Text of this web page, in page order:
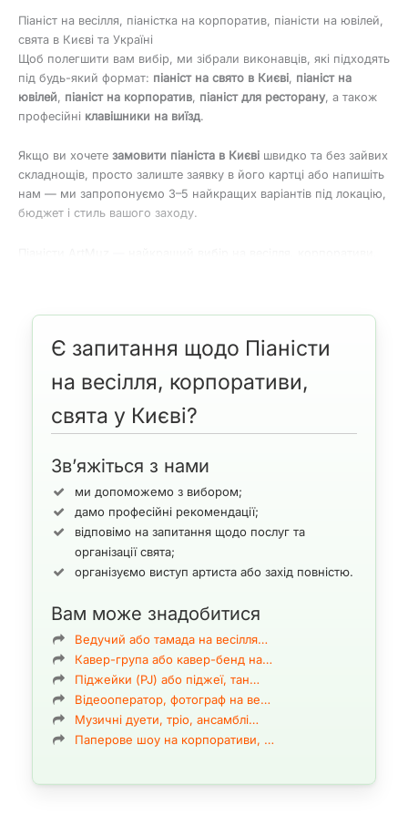
Піаніст на весілля, піаністка на корпоратив, піаністи на ювілей,
свята в Києві та Україні
Щоб полегшити вам вибір, ми зібрали виконавців, які підходять
під будь-який формат: піаніст на свято в Києві, піаніст на
ювілей, піаніст на корпоратив, піаніст для ресторану, а також
професійні клавішники на виїзд.
Якщо ви хочете замовити піаніста в Києві швидко та без зайвих
складнощів, просто залиште заявку в його картці або напишіть
нам — ми запропонуємо 3–5 найкращих варіантів під локацію,
бюджет і стиль вашого заходу.
Усі піаністи мають вищу музичну освіту, деякі активно
Києва.
Частина виконавців має синтезатор і може виступати
навіть там, де немає фортепіано. Це особливо популярно
Репертуар максимально широкий, багато піаністів легко
Різновиди фортепіано, піаніно, синтезаторів
Fortepiano— це поєднання двох
визначають динаміку:forte— голосно,
piano— тихо.”
Піаністами називають виконавців на
інтернет-ресурсах, включно з
називають «струнним ударно-клавішним інструментом», що не
зовсім коректно. Насправді цим терміном позначають групу
духовими, струнно-смичковими та народними інструментами.
Є запитання щодо Піаністи
на весілля, корпоративи,
свята у Києві?
Зв’яжіться з нами
ми допоможемо з вибором;
дамо професійні рекомендації;
відповімо на запитання щодо послуг та
організації свята;
організуємо виступ артиста або захід повністю.
Вам може знадобитися
Ведучий або тамада на весілля…
Кавер-група або кавер-бенд на…
Піджейки (PJ) або піджеї, тан…
Відеооператор, фотограф на ве…
Музичні дуети, тріо, ансамблі…
Паперове шоу на корпоративи, …